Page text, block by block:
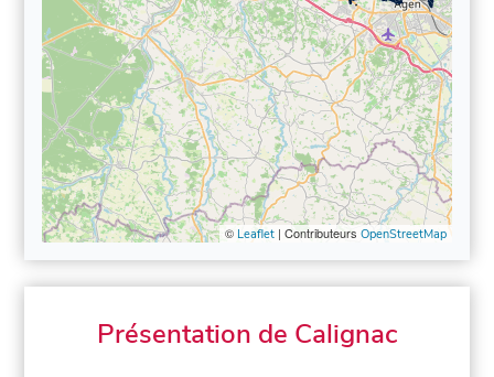
© Leaflet| Contributeurs OpenStreetMap
Présentation de Calignac